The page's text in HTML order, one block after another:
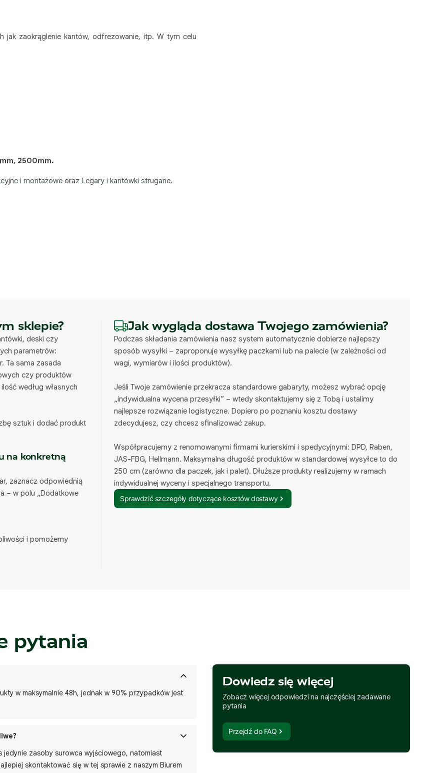
jak zaokrąglenie kantów, odfrezowanie, itp. W tym celu
2500mm.
i montażowe oraz Legary i kantówki strugane.
sklepie?
deski czy
parametrów:
Ta sama zasada
czy produktów
według własnych
sztuk i dodać produkt
na konkretną
zaznacz odpowiednią
– w polu „Dodatkowe
i pomożemy
Jak wygląda dostawa Twojego zamówienia?
Podczas składania zamówienia nasz system automatycznie dobierze najlepszy
sposób wysyłki – zaproponuje wysyłkę paczkami lub na palecie (w zależności od
wagi, wymiarów i ilości produktów).
Jeśli Twoje zamówienie przekracza standardowe gabaryty, możesz wybrać opcję
„indywidualna wycena przesyłki” – wtedy skontaktujemy się z Tobą i ustalimy
najlepsze rozwiązanie logistyczne. Dopiero po poznaniu kosztu dostawy
zdecydujesz, czy chcesz sfinalizować zakup.
Współpracujemy z renomowanymi firmami kurierskimi i spedycyjnymi: DPD, Raben,
JAS-FBG, Hellmann. Maksymalna długość produktów w standardowej wysyłce to do
250 cm (zarówno dla paczek, jak i palet). Dłuższe produkty realizujemy w ramach
indywidualnej wyceny i specjalnego transportu.
Sprawdzić szczegóły dotyczące kosztów dostawy
pytania
w maksymalnie 48h, jednak w 90% przypadków jest
zasoby surowca wyjściowego, natomiast
skontaktować się w tej sprawie z naszym Biurem
Dowiedz się więcej
Zobacz więcej odpowiedzi na najczęściej zadawane
pytania
Przejdź do FAQ